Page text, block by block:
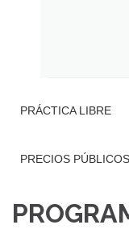
PRÁCTICA LIBRE
PRECIOS PÚBLICOS